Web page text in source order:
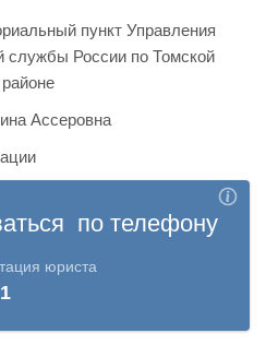
пункт Управления
службы России по Томской
Ассеровна